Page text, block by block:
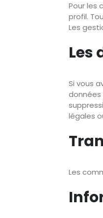
Pour les
profil.
Les
Les
Si vous
données
légales
Les